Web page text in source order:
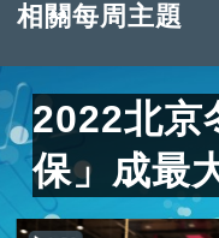
相關每周主題
2022北京
保」成最